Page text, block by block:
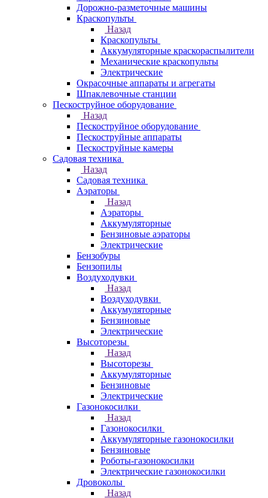
Дорожно-разметочные машины
Краскопульты
Назад
Краскопульты
Аккумуляторные краскораспылители
Механические краскопульты
Электрические
Окрасочные аппараты и агрегаты
Шпаклевочные станции
Пескоструйное оборудование
Назад
Пескоструйное оборудование
Пескоструйные аппараты
Пескоструйные камеры
Садовая техника
Назад
Садовая техника
Аэраторы
Назад
Аэраторы
Аккумуляторные
Бензиновые аэраторы
Электрические
Бензобуры
Бензопилы
Воздуходувки
Назад
Воздуходувки
Аккумуляторные
Бензиновые
Электрические
Высоторезы
Назад
Высоторезы
Аккумуляторные
Бензиновые
Электрические
Газонокосилки
Назад
Газонокосилки
Аккумуляторные газонокосилки
Бензиновые
Роботы-газонокосилки
Электрические газонокосилки
Дровоколы
Назад